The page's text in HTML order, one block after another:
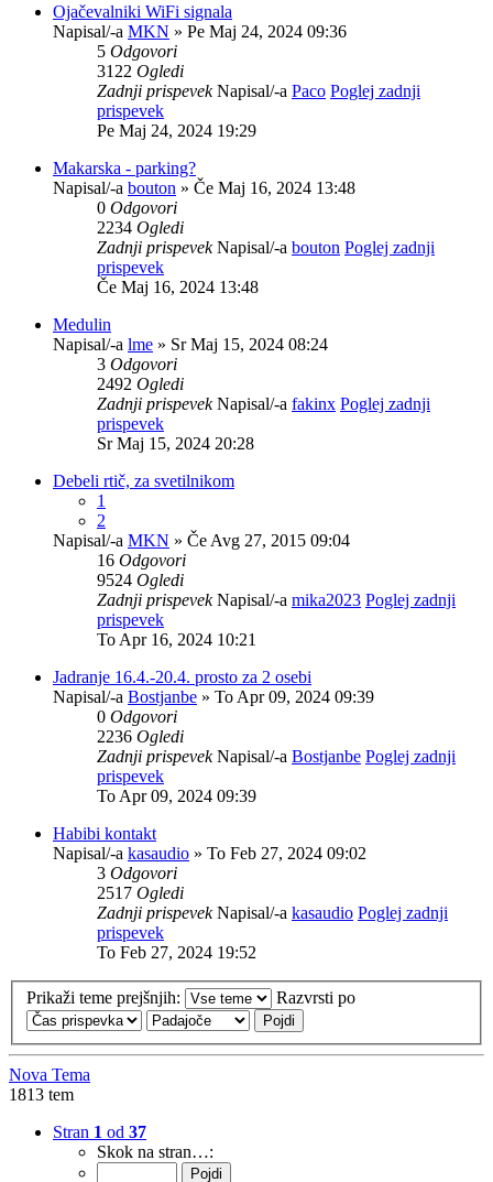
Ojačevalniki WiFi signala
Napisal/-a MKN » Pe Maj 24, 2024 09:36
5 Odgovori
3122 Ogledi
Zadnji prispevekNapisal/-a Paco Poglej zadnji
prispevek
Pe Maj 24, 2024 19:29
Makarska - parking?
Napisal/-a bouton » Če Maj 16, 2024 13:48
0 Odgovori
2234 Ogledi
Zadnji prispevekNapisal/-a bouton Poglej zadnji
prispevek
Če Maj 16, 2024 13:48
Medulin
Napisal/-a lme » Sr Maj 15, 2024 08:24
3 Odgovori
2492 Ogledi
Zadnji prispevekNapisal/-a fakinx Poglej zadnji
prispevek
Sr Maj 15, 2024 20:28
Debeli rtič, za svetilnikom
1
2
Napisal/-a MKN » Če Avg 27, 2015 09:04
16 Odgovori
9524 Ogledi
Zadnji prispevekNapisal/-a mika2023 Poglej zadnji
prispevek
To Apr 16, 2024 10:21
Jadranje 16.4.-20.4. prosto za 2 osebi
Napisal/-a Bostjanbe » To Apr 09, 2024 09:39
0 Odgovori
2236 Ogledi
Zadnji prispevekNapisal/-a Bostjanbe Poglej zadnji
prispevek
To Apr 09, 2024 09:39
Habibi kontakt
Napisal/-a kasaudio » To Feb 27, 2024 09:02
3 Odgovori
2517 Ogledi
Zadnji prispevekNapisal/-a kasaudio Poglej zadnji
prispevek
To Feb 27, 2024 19:52
Prikaži teme prejšnjih: Razvrsti po
Nova Tema
1813 tem
Stran 1 od 37
Skok na stran…: